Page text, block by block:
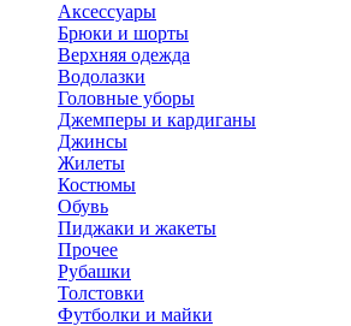
Аксессуары
Брюки и шорты
Верхняя одежда
Водолазки
Головные уборы
Джемперы и кардиганы
Джинсы
Жилеты
Костюмы
Обувь
Пиджаки и жакеты
Прочее
Рубашки
Толстовки
Футболки и майки